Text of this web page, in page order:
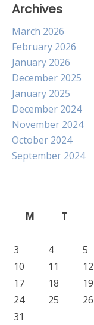
Archives
March 2026
February 2026
January 2026
December 2025
January 2025
December 2024
November 2024
October 2024
September 2024
M
T
3
4 5
10
11 12
17
18 19
24
25 26
31